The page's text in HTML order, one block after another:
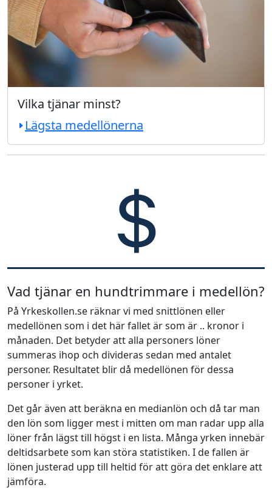
Vilka tjänar minst?
Lägsta medellönerna
Vad tjänar en hundtrimmare i medellön?
På Yrkeskollen.se räknar vi med snittlönen eller
medellönen som i det här fallet är som är .. kronor i
månaden. Det betyder att alla personers löner
summeras ihop och divideras sedan med antalet
personer. Resultatet blir då medellönen för dessa
personer i yrket.
Det går även att beräkna en medianlön och då tar man
den lön som ligger mest i mitten om man radar upp alla
löner från lägst till högst i en lista. Många yrken innebär
deltidsarbete som kan störa statistiken. I de fallen är
lönen justerad upp till heltid för att göra det enklare att
jämföra.